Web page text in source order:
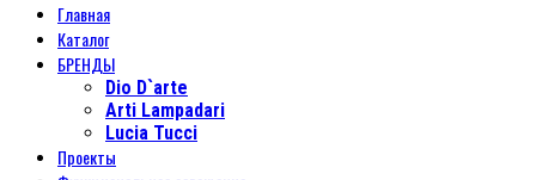
Главная
Каталог
БРЕНДЫ
Dio D`arte
Arti Lampadari
Lucia Tucci
Проекты